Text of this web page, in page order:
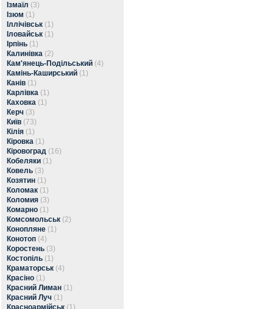
Ізмаїл (3)
Ізюм (1)
Іллічівськ (1)
Іловайськ (1)
Ірпінь (1)
Калинівка (2)
Кам'янець-Подільський (4)
Камінь-Каширський (1)
Канів (1)
Карлівка (1)
Каховка (1)
Керч (3)
Київ (73)
Кілія (1)
Кіровка (1)
Кіровоград (16)
Кобеляки (1)
Ковель (3)
Козятин (1)
Коломак (1)
Коломия (3)
Комарно (1)
Комсомольськ (2)
Конопляне (1)
Конотоп (4)
Коростень (3)
Костопіль (1)
Краматорськ (4)
Красіно (1)
Красний Лиман (1)
Красний Луч (1)
Красноармійськ (1)